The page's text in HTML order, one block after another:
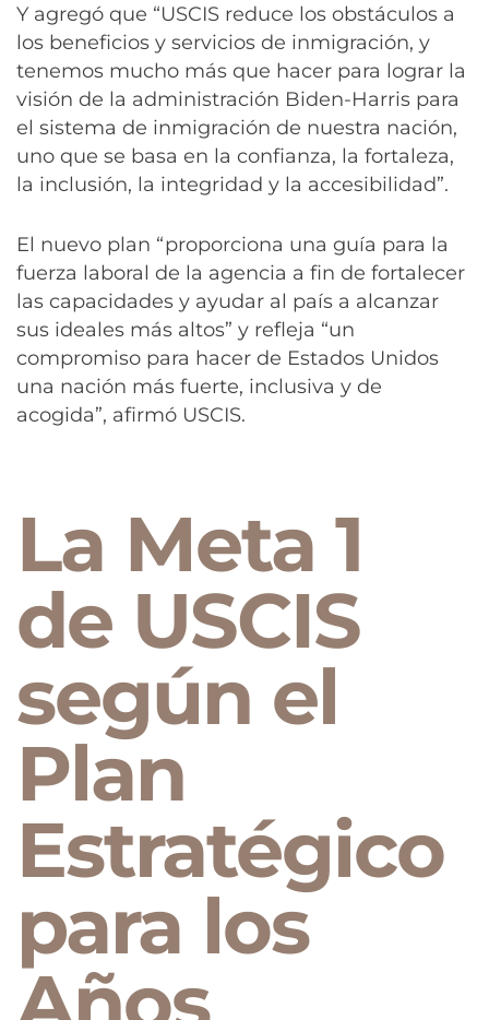
Y agregó que “USCIS reduce los obstáculos a
los beneficios y servicios de inmigración, y
tenemos mucho más que hacer para lograr la
visión de la administración Biden-Harris para
el sistema de inmigración de nuestra nación,
uno que se basa en la confianza, la fortaleza,
la inclusión, la integridad y la accesibilidad”.
El nuevo plan “proporciona una guía para la
fuerza laboral de la agencia a fin de fortalecer
las capacidades y ayudar al país a alcanzar
sus ideales más altos” y refleja “un
compromiso para hacer de Estados Unidos
una nación más fuerte, inclusiva y de
acogida”, afirmó USCIS.
La Meta 1
de USCIS
según el
Plan
Estratégico
para los